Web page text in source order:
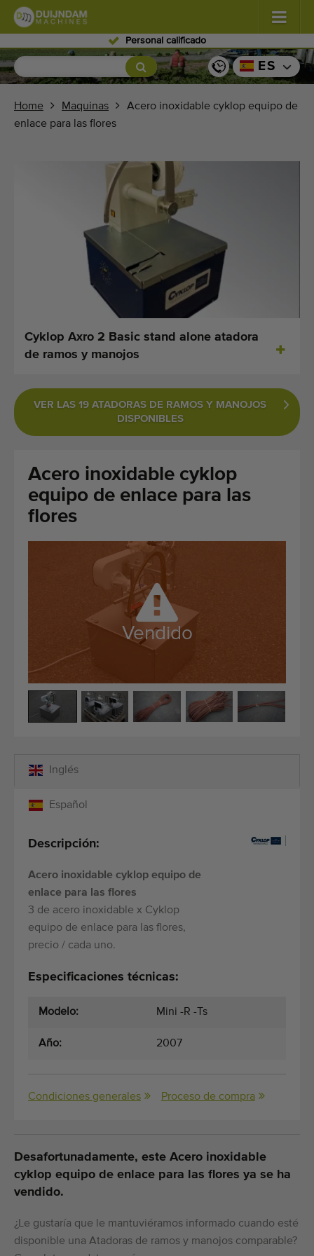
Personal calificado
Flores y plantas (576)
Verduras de invernadero
(438)
Venda su máquina!
Buscar por tipo
Últimas máquinas visualizadas
Alertas de máquinas
Cómo importar una máquina
Maquinas
Sobre nosotros
FAQ
Equipos de calidad
Personal calificado
Desde 1977
ES
Home Maquinas
Acero inoxidable cyklop equipo de
enlace para las flores
Cyklop Axro 2 Basic stand alone atadora
de ramos y manojos
VER LAS 19 ATADORAS DE RAMOS Y MANOJOS
DISPONIBLES
Acero inoxidable cyklop
equipo de enlace para las
flores
Vendido
Español
Inglés
Descripción:
Acero inoxidable cyklop equipo de
enlace para las flores
3 de acero inoxidable x Cyklop
equipo de enlace para las flores,
precio / cada uno.
Especificaciones técnicas:
Modelo: Mini -R -Ts
Año: 2007
Condiciones generales Proceso de compra
Desafortunadamente, este Acero inoxidable
cyklop equipo de enlace para las flores ya se ha
vendido.
¿Le gustaría que le mantuviéramos informado cuando esté
disponible una Atadoras de ramos y manojos comparable?